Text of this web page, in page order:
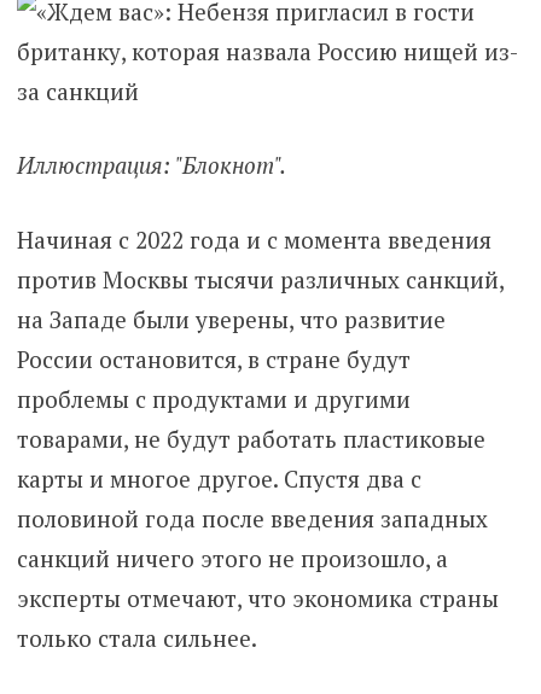
Иллюстрация: "Блокнот".
Начиная с 2022 года и с момента введения
против Москвы тысячи различных санкций,
на Западе были уверены, что развитие
России остановится, в стране будут
проблемы с продуктами и другими
товарами, не будут работать пластиковые
карты и многое другое. Спустя два с
половиной года после введения западных
санкций ничего этого не произошло, а
эксперты отмечают, что экономика страны
только стала сильнее.